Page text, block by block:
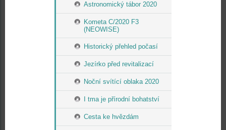
Astronomický tábor 2020
Kometa C/2020 F3
(NEOWISE)
Historický přehled počasí
Jezírko před revitalizací
Noční svítící oblaka 2020
I tma je přírodní bohatství
Cesta ke hvězdám